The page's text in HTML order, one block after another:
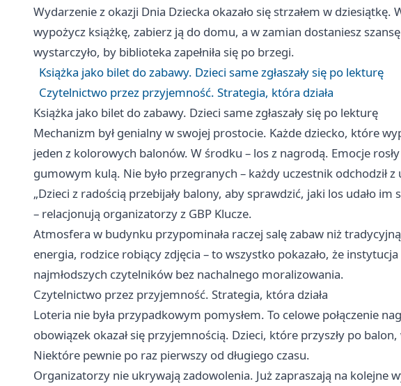
Wydarzenie z okazji Dnia Dziecka okazało się strzałem w
wypożycz książkę, zabierz ją do domu, a w zamian dostaniesz
wystarczyło, by biblioteka zapełniła się po brzegi.
Książka jako bilet do zabawy. Dzieci same zgłaszały się po lekturę
Czytelnictwo przez przyjemność. Strategia, która działa
Książka jako bilet do zabawy. Dzieci same zgłaszały się po lekturę
Mechanizm był genialny w swojej prostocie. Każde dziecko, które
jeden z kolorowych balonów. W środku – los z nagrodą. Emocje
gumowym kulą. Nie było przegranych – każdy uczestnik odchodził
„Dzieci z radością przebijały balony, aby sprawdzić, jaki los udało im
– relacjonują organizatorzy z GBP Klucze.
Atmosfera w budynku przypominała raczej salę zabaw niż
energia, rodzice robiący zdjęcia – to wszystko pokazało, że
najmłodszych czytelników bez nachalnego moralizowania.
Czytelnictwo przez przyjemność. Strategia, która działa
Loteria nie była przypadkowym pomysłem. To celowe połączenie
obowiązek okazał się przyjemnością. Dzieci, które przyszły po
Niektóre pewnie po raz pierwszy od długiego czasu.
Organizatorzy nie ukrywają zadowolenia. Już zapraszają na kolejne